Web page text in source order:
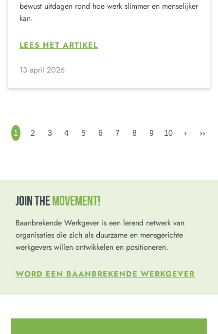
bewust uitdagen rond hoe werk slimmer en menselijker
kan.
LEES HET ARTIKEL
13 april 2026
1 2 3 4 5 6 7 8 9 10 › ››
JOIN THEMOVEMENT!
Baanbrekende Werkgever is een lerend netwerk van
organisaties die zich als duurzame en mensgerichte
werkgevers willen ontwikkelen en positioneren.
WORD EEN BAANBREKENDE WERKGEVER